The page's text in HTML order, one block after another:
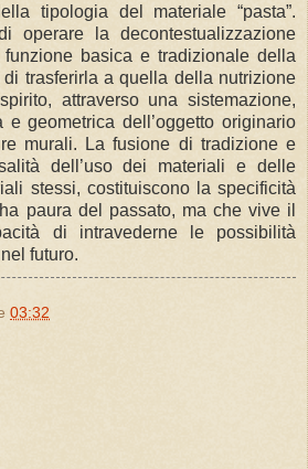
tipologia del materiale “pasta”.
operare la decontestualizzazione
basica e tradizionale della
trasferirla a quella della nutrizione
attraverso una sistemazione,
e geometrica dell’oggetto originario
murali. La fusione di tradizione e
dell’uso dei materiali e delle
stessi, costituiscono la specificità
paura del passato, ma che vive il
di intravederne le possibilità
futuro.
03:32